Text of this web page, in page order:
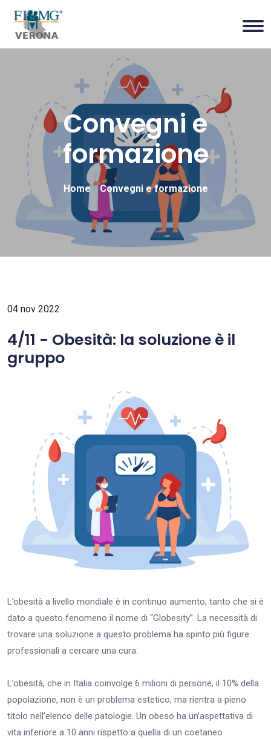
Convegni e
formazione
Home Convegni e formazione
04 nov 2022
4/11 - Obesità: la soluzione è il
gruppo
L’obesità a livello mondiale è in continuo aumento, tanto che si è
dato a questo fenomeno il nome di “Globesity”. La necessità di
trovare una soluzione a questo problema ha spinto più figure
professionali a cercare una cura.
L’obesità, che in Italia coinvolge 6 milioni di persone, il 10% della
popolazione, non è un problema estetico, ma rientra a pieno
titolo nell’elenco delle patologie. Un obeso ha un’aspettativa di
vita inferiore a 10 anni rispetto a quella di un coetaneo